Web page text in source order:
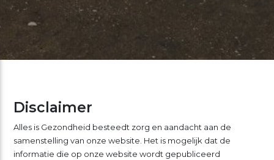
Disclaimer
Alles is Gezondheid besteedt zorg en aandacht aan de
samenstelling van onze website. Het is mogelijk dat de
informatie die op onze website wordt gepubliceerd